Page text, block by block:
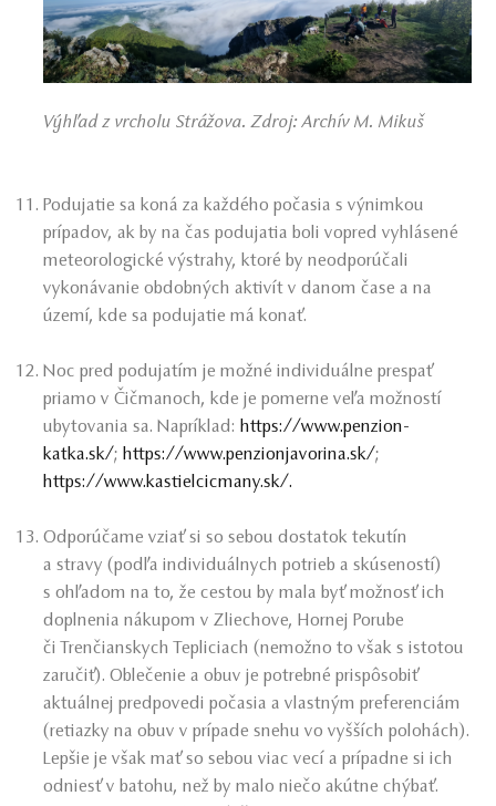
Výhľad z vrcholu Strážova. Zdroj: Archív M. Mikuš
Podujatie sa koná za každého počasia s výnimkou
prípadov, ak by na čas podujatia boli vopred vyhlásené
meteorologické výstrahy, ktoré by neodporúčali
vykonávanie obdobných aktivít v danom čase a na
území, kde sa podujatie má konať.
Noc pred podujatím je možné individuálne prespať
priamo v Čičmanoch, kde je pomerne veľa možností
ubytovania sa. Napríklad: https://www.penzion-
katka.sk/; https://www.penzionjavorina.sk/;
https://www.kastielcicmany.sk/.
Odporúčame vziať si so sebou dostatok tekutín
a stravy (podľa individuálnych potrieb a skúseností)
s ohľadom na to, že cestou by mala byť možnosť ich
doplnenia nákupom v Zliechove, Hornej Porube
či Trenčianskych Tepliciach (nemožno to však s istotou
zaručiť). Oblečenie a obuv je potrebné prispôsobiť
aktuálnej predpovedi počasia a vlastným preferenciám
(retiazky na obuv v prípade snehu vo vyšších polohách).
Lepšie je však mať so sebou viac vecí a prípadne si ich
odniesť v batohu, než by malo niečo akútne chýbať.